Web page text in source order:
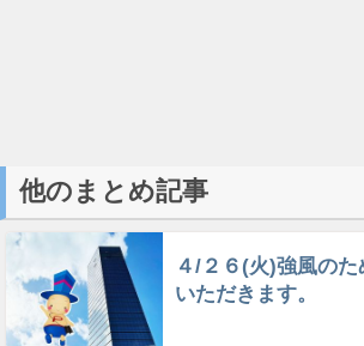
他のまとめ記事
４/２６(火)強風の
いただきます。